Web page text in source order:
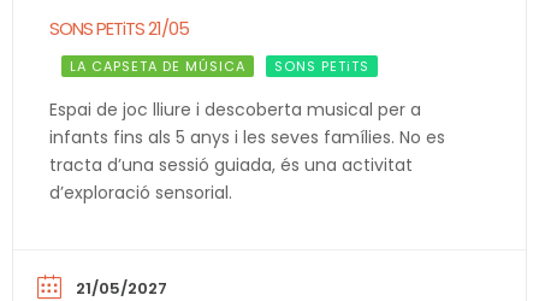
SONS PETiTS 21/05
LA CAPSETA DE MÚSICA SONS PETiTS
Espai de joc lliure i descoberta musical per a
infants fins als 5 anys i les seves famílies. No es
tracta d’una sessió guiada, és una activitat
d’exploració sensorial.
21/05/2027